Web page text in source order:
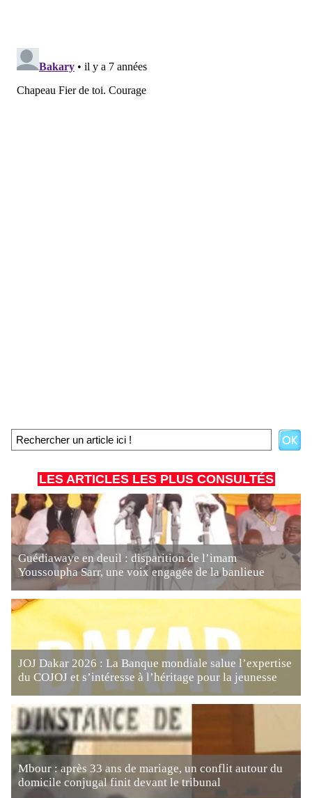
LES ARTICLES LES PLUS CONSULTÉS
Guédiawaye en deuil : disparition de l’imam
Youssoupha Sarr, une voix engagée de la banlieue
JOJ Dakar 2026 : La Banque mondiale salue l’expertise
du COJOJ et s’intéresse à l’héritage pour la jeunesse
Mbour : après 33 ans de mariage, un conflit autour du
domicile conjugal finit devant le tribunal